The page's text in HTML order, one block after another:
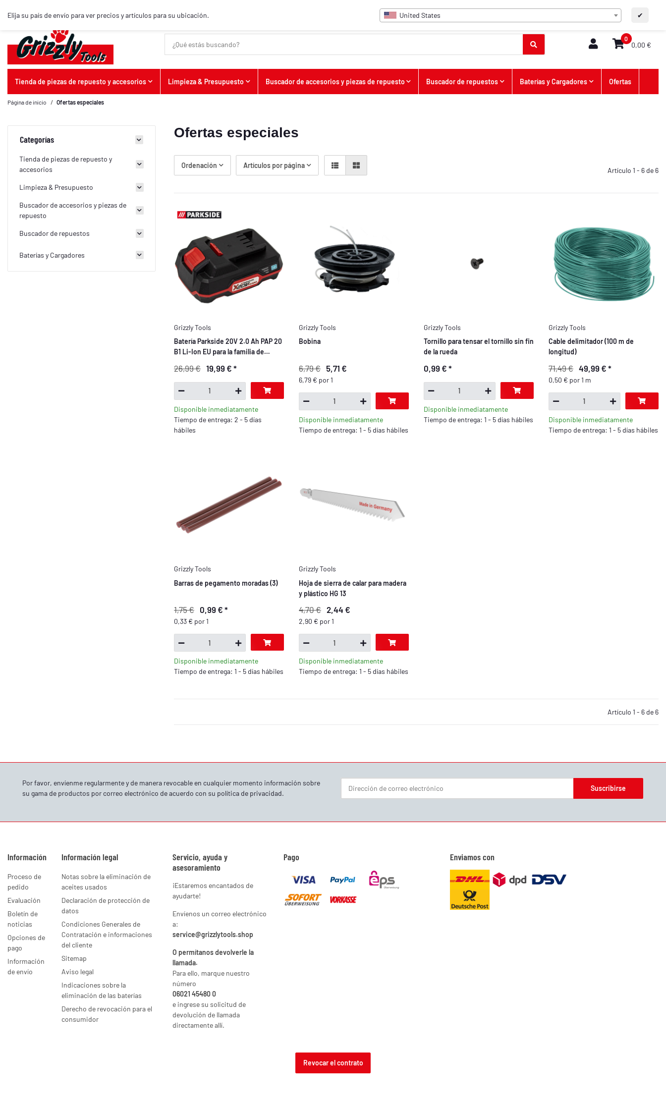
Elija su país de envío para ver precios y artículos para su ubicación. United States ✔
ES Contacto
0
0,00 €
Tienda de piezas de repuesto y accesorios Limpieza & Presupuesto Buscador de accesorios y piezas de repuesto Buscador de repuestos Baterías y Cargadores Ofertas
Página de inicio Ofertas especiales
Ofertas especiales
Ordenación Artículos por página
Artículo 1 - 6 de 6
Grizzly Tools
Batería Parkside 20V 2.0 Ah PAP 20
B1 Li-Ion EU para la familia de
26,99 € 19,99 € *
Disponible inmediatamente
Tiempo de entrega: 2 - 5 días
hábiles
Grizzly Tools
Bobina
6,79 € 5,71 €
6,79 € por 1
Disponible inmediatamente
Tiempo de entrega: 1 - 5 días hábiles
Grizzly Tools
Tornillo para tensar el tornillo sin fin
de la rueda
0,99 € *
Disponible inmediatamente
Tiempo de entrega: 1 - 5 días hábiles
Grizzly Tools
Cable delimitador (100 m de
longitud)
71,49 € 49,99 € *
0,50 € por 1 m
Disponible inmediatamente
Tiempo de entrega: 1 - 5 días hábiles
Grizzly Tools
Barras de pegamento moradas (3)
1,75 € 0,99 € *
0,33 € por 1
Disponible inmediatamente
Tiempo de entrega: 1 - 5 días hábiles
Grizzly Tools
Hoja de sierra de calar para madera
y plástico HG 13
4,70 € 2,44 €
2,90 € por 1
Disponible inmediatamente
Tiempo de entrega: 1 - 5 días hábiles
Artículo 1 - 6 de 6
Categorías
Tienda de piezas de repuesto y
accesorios
Limpieza & Presupuesto
Buscador de accesorios y piezas de
repuesto
Buscador de repuestos
Baterías y Cargadores
Por favor, envíenme regularmente y de manera revocable en cualquier momento información sobre
su gama de productos por correo electrónico de acuerdo con su política de privacidad.
Suscribirse
Información
Proceso de
pedido
Evaluación
Boletín de
noticias
Opciones de
pago
Información
de envío
Información legal
Notas sobre la eliminación de
aceites usados
Declaración de protección de
datos
Condiciones Generales de
Contratación e informaciones
del cliente
Sitemap
Aviso legal
Indicaciones sobre la
eliminación de las baterías
Derecho de revocación para el
consumidor
Servicio, ayuda y
asesoramiento
¡Estaremos encantados de
ayudarte!
Envíenos un correo electrónico
a:
service@grizzlytools.shop
O permítanos devolverle la
llamada.
Para ello, marque nuestro
número
06021 45480 0
e ingrese su solicitud de
devolución de llamada
directamente allí.
Pago Enviamos con
Revocar el contrato